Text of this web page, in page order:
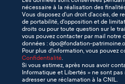
nécessaire à la réalisation des
Vous disposez d’un droit d’accès, de
de portabilité, d'opposition et de
droits ou pour toute question sur le
vous pouvez contacter par mail notre
données : dpo@fondation-
Pour plus d’information, vous pouvez
Confidentialité.
Si vous estimez, après nous avoir
Informatique et Libertés » ne sont
adresser une réclamation à la CNIL.